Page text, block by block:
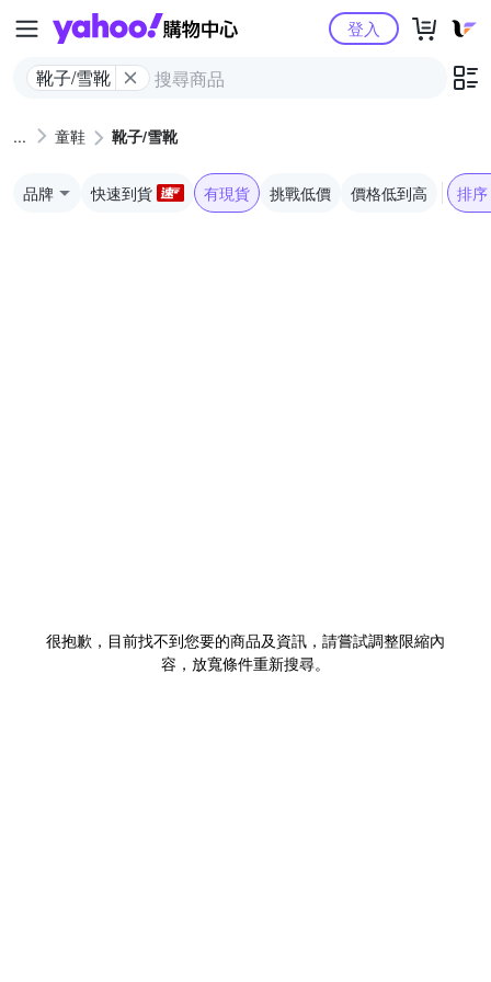
Yahoo購物中心
靴子/雪靴
登入
童鞋 靴子/雪靴
品牌 快速到貨 有現貨 挑戰低價 價格低到高 排序
很抱歉，目前找不到您要的商品及資訊，請嘗試調整限縮內
容，放寬條件重新搜尋。